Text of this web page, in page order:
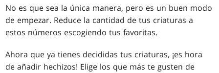
No es que sea la única manera, pero es un buen modo
de empezar. Reduce la cantidad de tus criaturas a
estos números escogiendo tus favoritas.
Ahora que ya tienes decididas tus criaturas, ¡es hora
de añadir hechizos! Elige los que más te gusten de